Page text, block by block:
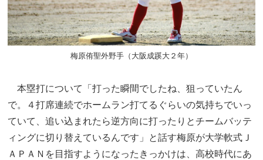
梅原侑聖外野手（大阪成蹊大２年）
本塁打について「打った瞬間でしたね、狙っていたん
で。４打席連続でホームラン打てるぐらいの気持ちでいっ
ていて、追い込まれたら逆方向に打ったりとチームバッテ
ィングに切り替えているんです」と話す梅原が大学軟式Ｊ
ＡＰＡＮを目指すようになったきっかけは、高校時代にあ